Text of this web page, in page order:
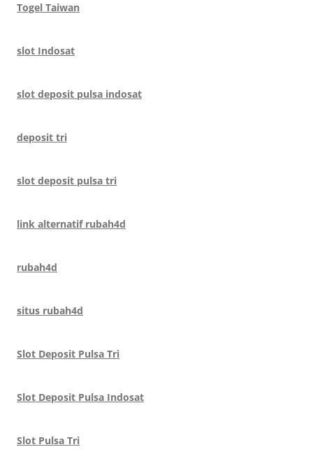
Togel Taiwan
slot Indosat
slot deposit pulsa indosat
deposit tri
slot deposit pulsa tri
link alternatif rubah4d
rubah4d
situs rubah4d
Slot Deposit Pulsa Tri
Slot Deposit Pulsa Indosat
Slot Pulsa Tri